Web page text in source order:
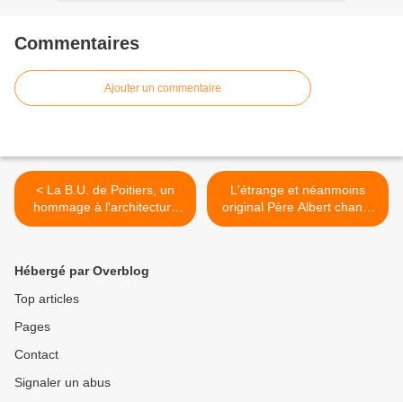
Commentaires
Ajouter un commentaire
< La B.U. de Poitiers, un
hommage à l'architecture
est-allemande
L'étrange et néanmoins
original Père Albert chante
du Claude François >
Hébergé par Overblog
Top articles
Pages
Contact
Signaler un abus